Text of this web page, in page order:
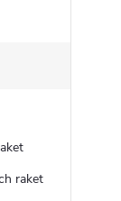
raket